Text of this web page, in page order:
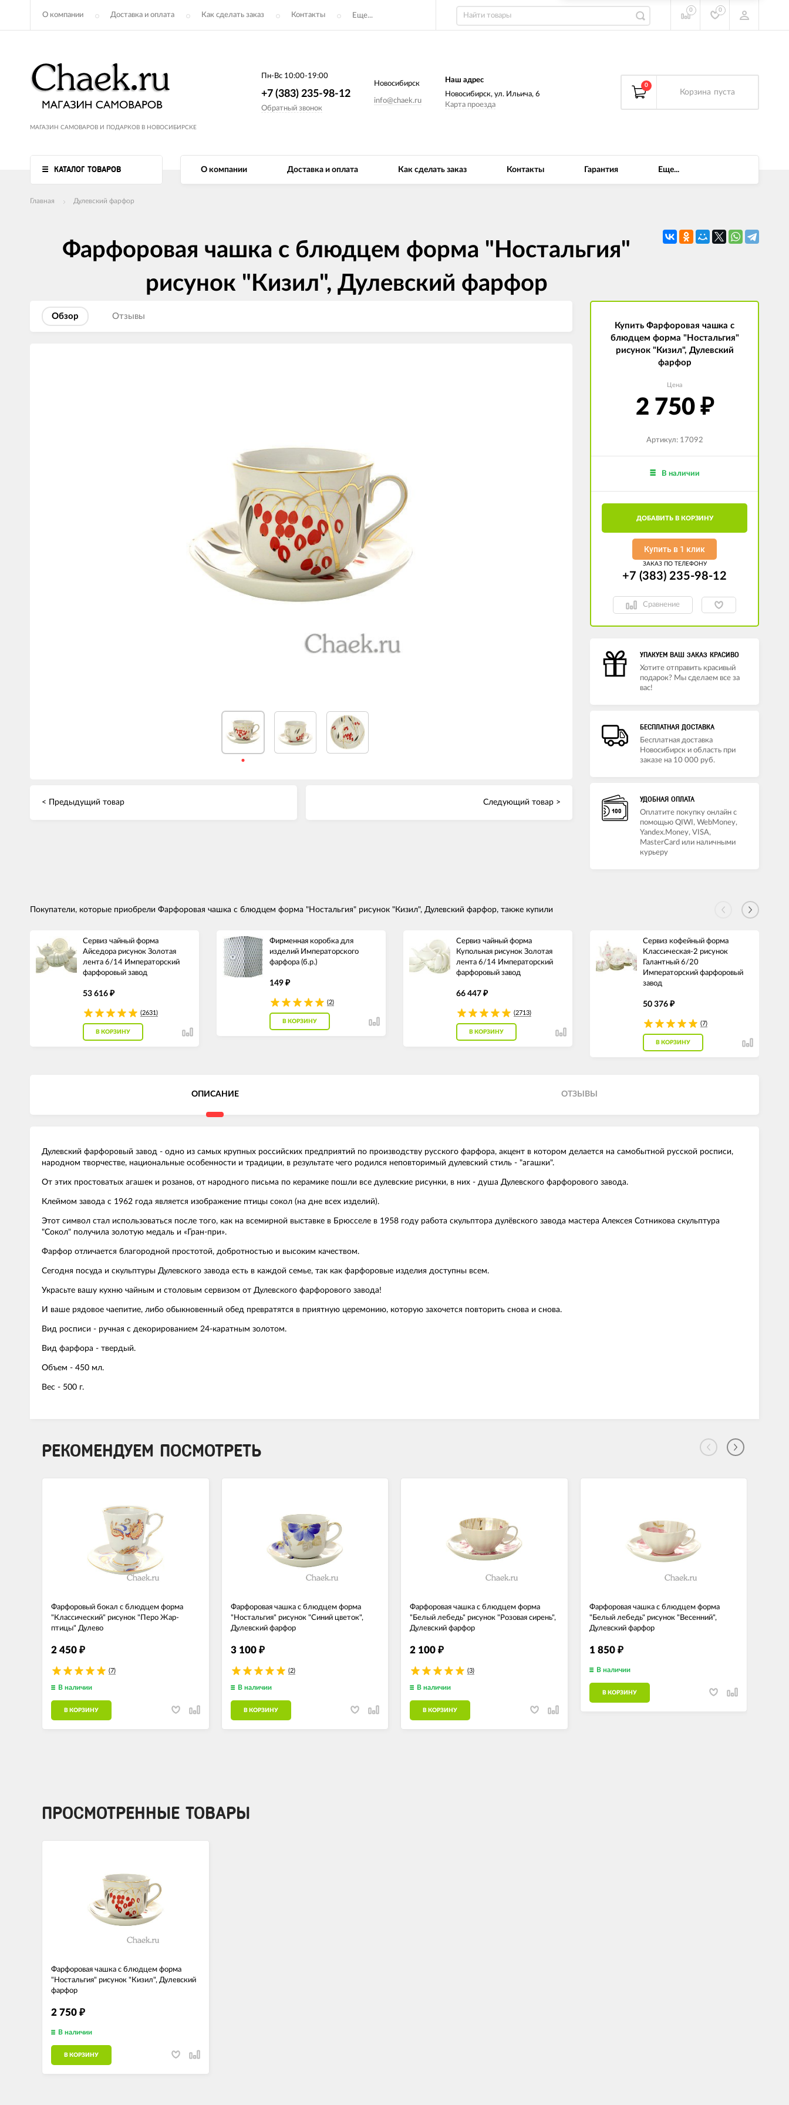
О компании Доставка и оплата Как сделать заказ Контакты Еще...
0 0
МАГАЗИН САМОВАРОВ И ПОДАРКОВ В НОВОСИБИРСКЕ
Пн-Вс 10:00-19:00
+7 (383) 235-98-12
Обратный звонок
Новосибирск
info@chaek.ru
Наш адрес
Новосибирск, ул. Ильича, 6
Карта проезда
0
Корзина пуста
КАТАЛОГ ТОВАРОВ О компании Доставка и оплата Как сделать заказ Контакты Гарантия Еще...
Главная Дулевский фарфор
Фарфоровая чашка с блюдцем форма "Ностальгия"
рисунок "Кизил", Дулевский фарфор
Обзор Отзывы
< Предыдущий товар Следующий товар >
Купить Фарфоровая чашка с
блюдцем форма "Ностальгия"
рисунок "Кизил", Дулевский
фарфор
Цена
2 750 ₽
Артикул: 17092
В наличии
ДОБАВИТЬ В КОРЗИНУ
Купить в 1 клик
ЗАКАЗ ПО ТЕЛЕФОНУ
+7 (383) 235-98-12
Сравнение
УПАКУЕМ ВАШ ЗАКАЗ КРАСИВО
Хотите отправить красивый
подарок? Мы сделаем все за
вас!
БЕСПЛАТНАЯ ДОСТАВКА
Бесплатная доставка
Новосибирск и область при
заказе на 10 000 руб.
УДОБНАЯ ОПЛАТА
Оплатите покупку онлайн с
помощью QIWI, WebMoney,
Yandex.Money, VISA,
MasterCard или наличными
курьеру
Покупатели, которые приобрели Фарфоровая чашка с блюдцем форма "Ностальгия" рисунок "Кизил", Дулевский фарфор, также купили
Сервиз чайный форма
Айседора рисунок Золотая
лента 6/14 Императорский
фарфоровый завод
53 616 ₽
(2631)
В КОРЗИНУ
Фирменная коробка для
изделий Императорского
фарфора (б.р.)
149 ₽
(2)
В КОРЗИНУ
Сервиз чайный форма
Купольная рисунок Золотая
лента 6/14 Императорский
фарфоровый завод
66 447 ₽
(2713)
В КОРЗИНУ
Сервиз кофейный форма
Классическая-2 рисунок
Галантный 6/20
Императорский фарфоровый
завод
50 376 ₽
(7)
В КОРЗИНУ
ОПИСАНИЕ ОТЗЫВЫ
Дулевский фарфоровый завод - одно из самых крупных российских предприятий по производству русского фарфора, акцент в котором делается на самобытной русской росписи,
народном творчестве, национальные особенности и традиции, в результате чего родился неповторимый дулевский стиль - "агашки".
От этих простоватых агашек и розанов, от народного письма по керамике пошли все дулевские рисунки, в них - душа Дулевского фарфорового завода.
Клеймом завода с 1962 года является изображение птицы сокол (на дне всех изделий).
Этот символ стал использоваться после того, как на всемирной выставке в Брюсселе в 1958 году работа скульптора дулёвского завода мастера Алексея Сотникова скульптура
"Сокол" получила золотую медаль и «Гран-при».
Фарфор отличается благородной простотой, добротностью и высоким качеством.
Сегодня посуда и скульптуры Дулевского завода есть в каждой семье, так как фарфоровые изделия доступны всем.
Украсьте вашу кухню чайным и столовым сервизом от Дулевского фарфорового завода!
И ваше рядовое чаепитие, либо обыкновенный обед превратятся в приятную церемонию, которую захочется повторить снова и снова.
Вид росписи - ручная с декорированием 24-каратным золотом.
Вид фарфора - твердый.
Объем - 450 мл.
Вес - 500 г.
РЕКОМЕНДУЕМ ПОСМОТРЕТЬ
Фарфоровый бокал с блюдцем форма
"Классический" рисунок "Перо Жар-
птицы" Дулево
2 450 ₽
(7)
В наличии
В КОРЗИНУ
Фарфоровая чашка с блюдцем форма
"Ностальгия" рисунок "Синий цветок",
Дулевский фарфор
3 100 ₽
(2)
В наличии
В КОРЗИНУ
Фарфоровая чашка с блюдцем форма
"Белый лебедь" рисунок "Розовая сирень",
Дулевский фарфор
2 100 ₽
(3)
В наличии
В КОРЗИНУ
Фарфоровая чашка с блюдцем форма
"Белый лебедь" рисунок "Весенний",
Дулевский фарфор
1 850 ₽
В наличии
В КОРЗИНУ
ПРОСМОТРЕННЫЕ ТОВАРЫ
Фарфоровая чашка с блюдцем форма
"Ностальгия" рисунок "Кизил", Дулевский
фарфор
2 750 ₽
В наличии
В КОРЗИНУ